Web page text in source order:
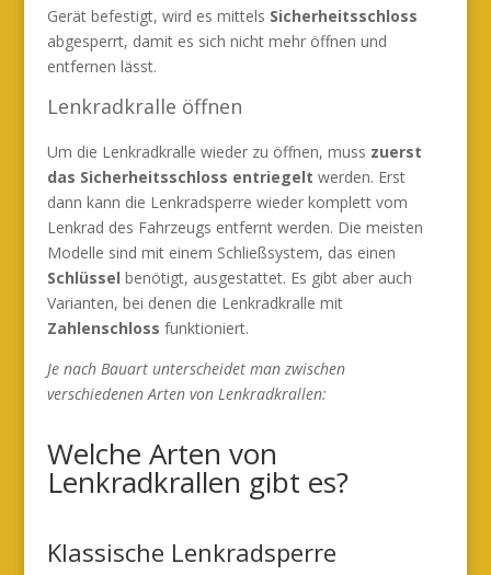
Gerät befestigt, wird es mittels Sicherheitsschloss
abgesperrt, damit es sich nicht mehr öffnen und
entfernen lässt.
Lenkradkralle öffnen
Um die Lenkradkralle wieder zu öffnen, muss zuerst
das Sicherheitsschloss entriegelt werden. Erst
dann kann die Lenkradsperre wieder komplett vom
Lenkrad des Fahrzeugs entfernt werden. Die meisten
Modelle sind mit einem Schließsystem, das einen
Schlüssel benötigt, ausgestattet. Es gibt aber auch
Varianten, bei denen die Lenkradkralle mit
Zahlenschloss funktioniert.
Je nach Bauart unterscheidet man zwischen
verschiedenen Arten von Lenkradkrallen:
Welche Arten von
Lenkradkrallen gibt es?
Klassische Lenkradsperre